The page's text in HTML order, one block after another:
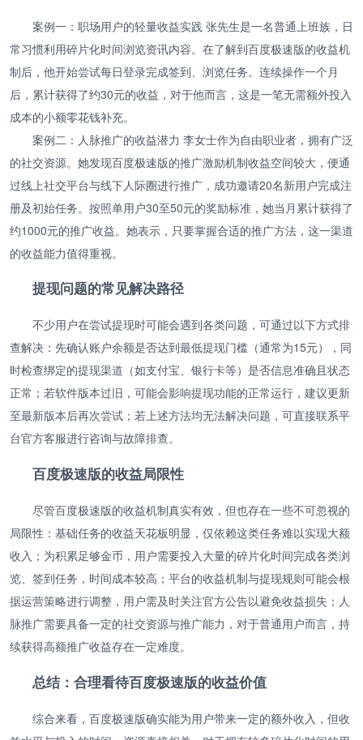
案例一：职场用户的轻量收益实践 张先生是一名普通上班族，日
常习惯利用碎片化时间浏览资讯内容。在了解到百度极速版的收益机
制后，他开始尝试每日登录完成签到、浏览任务。连续操作一个月
后，累计获得了约30元的收益，对于他而言，这是一笔无需额外投入
成本的小额零花钱补充。
案例二：人脉推广的收益潜力 李女士作为自由职业者，拥有广泛
的社交资源。她发现百度极速版的推广激励机制收益空间较大，便通
过线上社交平台与线下人际圈进行推广，成功邀请20名新用户完成注
册及初始任务。按照单用户30至50元的奖励标准，她当月累计获得了
约1000元的推广收益。她表示，只要掌握合适的推广方法，这一渠道
的收益能力值得重视。
提现问题的常见解决路径
不少用户在尝试提现时可能会遇到各类问题，可通过以下方式排
查解决：先确认账户余额是否达到最低提现门槛（通常为15元），同
时检查绑定的提现渠道（如支付宝、银行卡等）是否信息准确且状态
正常；若软件版本过旧，可能会影响提现功能的正常运行，建议更新
至最新版本后再次尝试；若上述方法均无法解决问题，可直接联系平
台官方客服进行咨询与故障排查。
百度极速版的收益局限性
尽管百度极速版的收益机制真实有效，但也存在一些不可忽视的
局限性：基础任务的收益天花板明显，仅依赖这类任务难以实现大额
收入；为积累足够金币，用户需要投入大量的碎片化时间完成各类浏
览、签到任务，时间成本较高；平台的收益机制与提现规则可能会根
据运营策略进行调整，用户需及时关注官方公告以避免收益损失；人
脉推广需要具备一定的社交资源与推广能力，对于普通用户而言，持
续获得高额推广收益存在一定难度。
总结：合理看待百度极速版的收益价值
综合来看，百度极速版确实能为用户带来一定的额外收入，但收